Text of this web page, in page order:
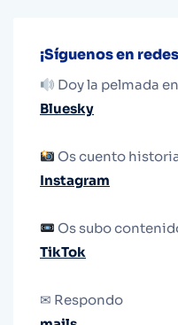
¡Síguenos en
Doy la pelmada en
Bluesky
Os cuento
Instagram
Os subo
TikTok
✉ Respondo